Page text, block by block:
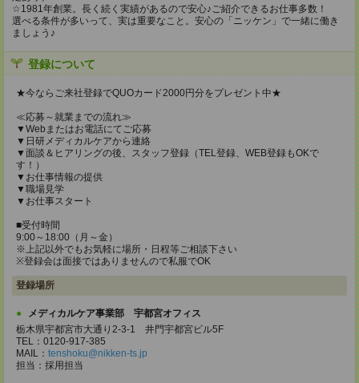
☆1981年創業。長く続く実績があるので安心♪ご紹介できるお仕事多数！
選べる条件が多いって、実は重要なこと。安心の「ニッケン」で一緒に働き
ましょう♪
登録について
★今ならご来社登録でQUOカード2000円分をプレゼント中★
≪応募～就業までの流れ≫
▼Webまたはお電話にてご応募
▼日研メディカルケアから連絡
▼面談＆ヒアリングの後、スタッフ登録（TEL登録、WEB登録もOKで
す！）
▼お仕事情報の提供
▼職場見学
▼お仕事スタート
■受付時間
9:00～18:00（月～金）
※上記以外でもお気軽に場所・日程等ご相談下さい
※登録会は面接ではありませんので私服でOK
登録場所
メディカルケア事業部 宇都宮オフィス
栃木県宇都宮市大通り2-3-1 井門宇都宮ビル5F
TEL：0120-917-385
MAIL： tenshoku@nikken-ts.jp
担当：採用担当